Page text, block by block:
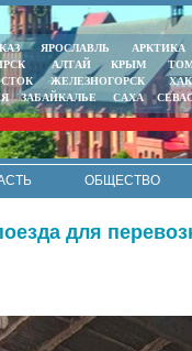
ЯРОСЛАВЛЬ АРКТИКА
АЛТАЙ КРЫМ
ЖЕЛЕЗНОГОРСК
ЗАБАЙКАЛЬЕ САХА
ОБЩЕСТВО
для